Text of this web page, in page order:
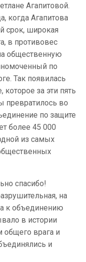
Агапитовой.
когда Агапитова
срок, широкая
в противовес
общественную
по
Так появилась
за эти пять
превратилось во
по защите
более 45 000
из самых
спасибо!
на
к объединению
в истории
общего врага и
и